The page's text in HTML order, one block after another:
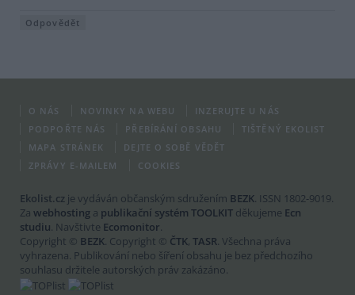
Odpovědět
O NÁS NOVINKY NA WEBU
INZERUJTE U NÁS
PODPOŘTE NÁS
PŘEBÍRÁNÍ OBSAHU
TIŠTĚNÝ EKOLIST
MAPA STRÁNEK
DEJTE O SOBĚ VĚDĚT
ZPRÁVY E-MAILEM
COOKIES
Ekolist.cz je vydáván občanským sdružením BEZK. ISSN 1802-9019.
Za webhosting a publikační systém TOOLKIT děkujeme Ecn
studiu. Navštivte Ecomonitor.
Copyright © BEZK. Copyright © ČTK, TASR. Všechna práva
vyhrazena. Publikování nebo šíření obsahu je bez předchozího
souhlasu držitele autorských práv zakázáno.